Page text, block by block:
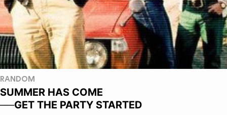
RANDOM
SUMMER HAS COME
──GET THE PARTY STARTED